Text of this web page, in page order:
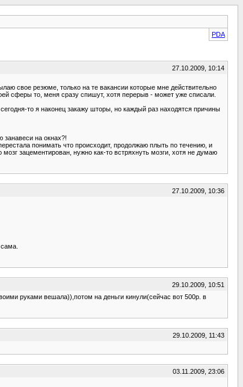
PDA
27.10.2009, 10:14
свое резюме, только на те вакансии которые мне действительно
сферы то, меня сразу спишут, хотя перерыв - может уже списали.
то я наконец закажу шторы, но каждый раз находятся причины
занавеси на окнах?!
понимать что происходит, продолжаю плыть по течению, и
зацементирован, нужно как-то встряхнуть мозги, хотя не думаю
27.10.2009, 10:36
29.10.2009, 10:51
руками вешала)),потом на деньги кинули(сейчас вот 500р. в
29.10.2009, 11:43
03.11.2009, 23:06